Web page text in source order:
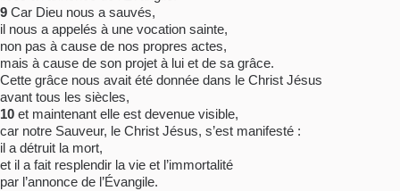
9 Car Dieu nous a sauvés,
il nous a appelés à une vocation sainte,
non pas à cause de nos propres actes,
mais à cause de son projet à lui et de sa grâce.
Cette grâce nous avait été donnée dans le Christ Jésus
avant tous les siècles,
10 et maintenant elle est devenue visible,
car notre Sauveur, le Christ Jésus, s’est manifesté :
il a détruit la mort,
et il a fait resplendir la vie et l’immortalité
par l’annonce de l’Évangile.